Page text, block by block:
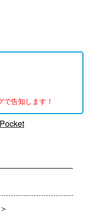
告知します！
Pocket